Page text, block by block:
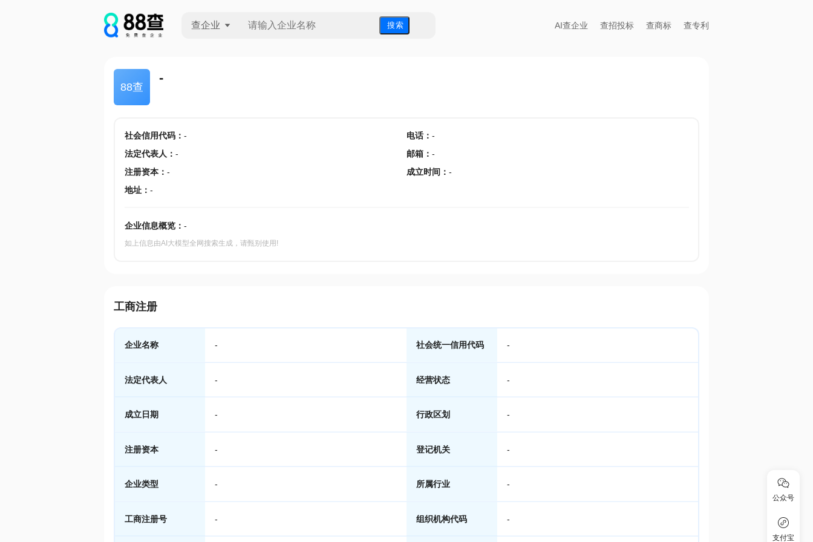
查企业 搜 索 AI查企业 查招投标 查商标 查专利
88查
-
社会信用代码： - 电话： -
法定代表人 ： - 邮箱 ： -
注册资本： - 成立时间 ： -
地址： -
企业信息概览： -
如上信息由AI大模型全网搜索生成，请甄别使用!
工商注册
企业名称 - 社会统一信用代码 -
法定代表人 - 经营状态 -
成立日期 - 行政区划 -
注册资本 - 登记机关 -
企业类型 - 所属行业 -
工商注册号 - 组织机构代码 -
公众号
支付宝